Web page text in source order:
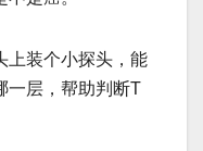
上装个小探头，能
一层，帮助判断T